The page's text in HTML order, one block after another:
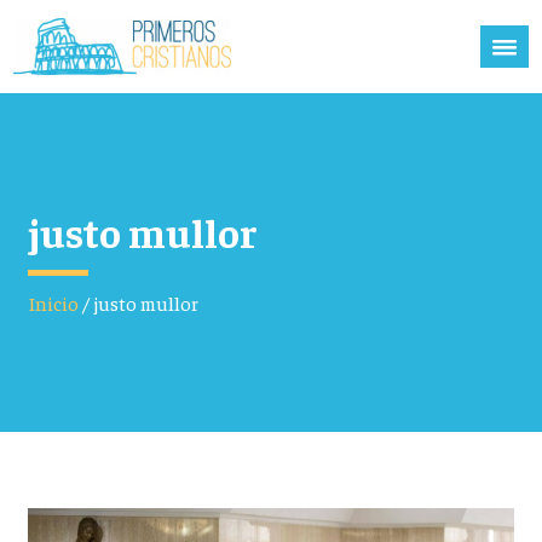
justo mullor
Inicio/justo mullor